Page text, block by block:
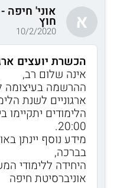
א אוני' חיפה -
חוץ
10/2/2020
הכשרת יועצים
אינה שלום רב,
ההרשמה בעיצומה
ארגוניים לשנת
20:00.
מידע נוסף יינתן
בברכה,
היחידה ללימודי
אוניברסיטת חיפה